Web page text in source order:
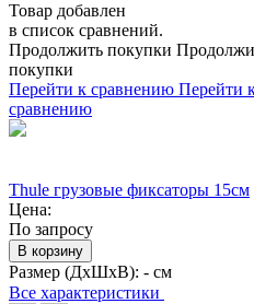
Товар добавлен
в список сравнений.
Продолжить покупки
покупки
Перейти к сравнению Перейти
сравнению
Thule грузовые фиксаторы 15см
Цена:
По запросу
В корзину
Размер (ДхШхВ): - см
Все характеристики